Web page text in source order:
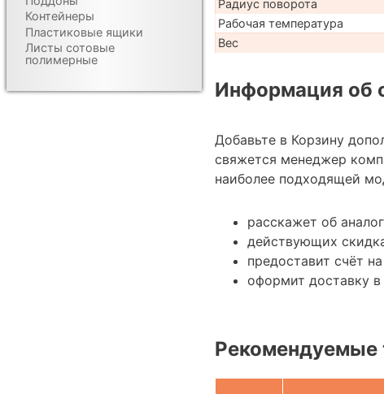
Радиус поворота
Рабочая температура
Вес
Информация об
Добавьте в Корзину
свяжется менеджер
наиболее подходящей
расскажет об
действующих
предоставит счёт
оформит доставку
Рекомендуемые
Контейнеры
Пластиковые ящики
Листы сотовые
полимерные